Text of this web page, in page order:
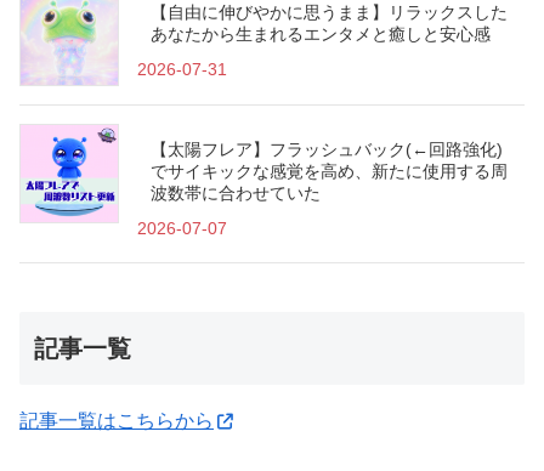
【自由に伸びやかに思うまま】リラックスした
あなたから生まれるエンタメと癒しと安心感
2026-07-31
【太陽フレア】フラッシュバック(←回路強化)
でサイキックな感覚を高め、新たに使用する周
波数帯に合わせていた
2026-07-07
記事一覧
記事一覧はこちらから